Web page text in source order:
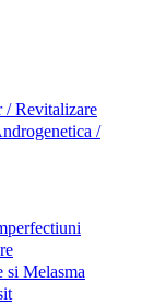
/ Revitalizare
/
si Melasma